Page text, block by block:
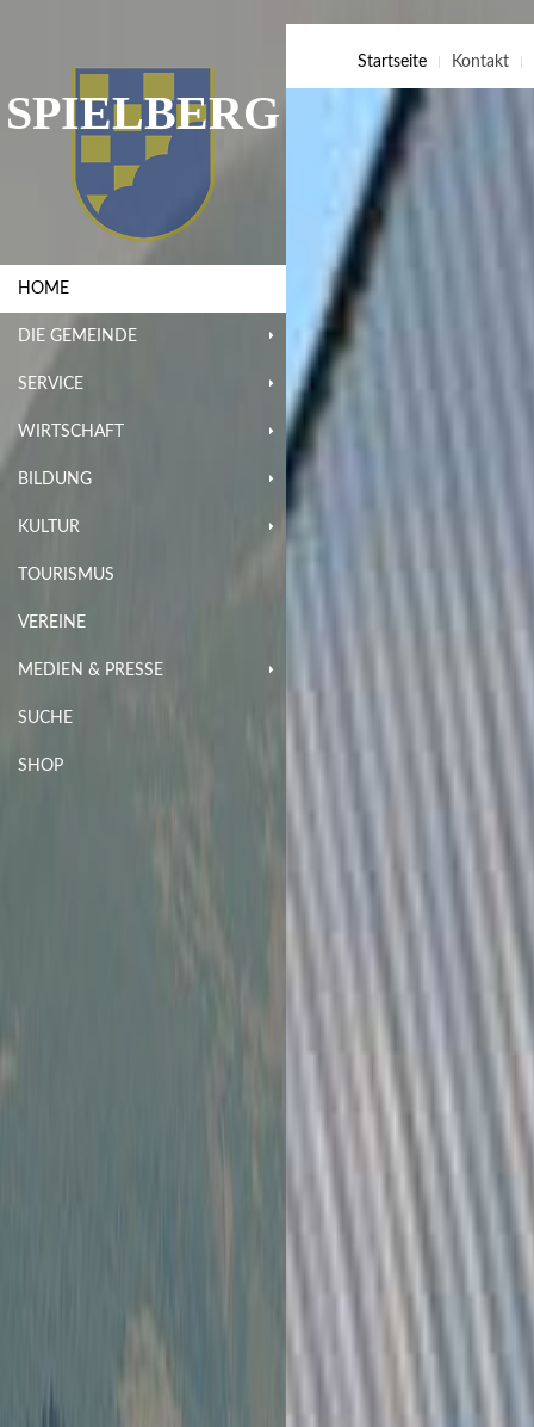
SPIELBERG
HOME
DIE GEMEINDE
SERVICE
WIRTSCHAFT
BILDUNG
KULTUR
TOURISMUS
VEREINE
MEDIEN & PRESSE
SUCHE
SHOP
Startseite Kontakt